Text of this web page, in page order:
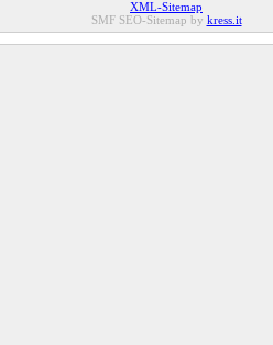
XML-Sitemap
SMF SEO-Sitemap by kress.it